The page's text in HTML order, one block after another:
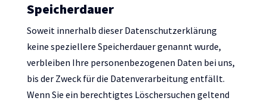
Speicherdauer
Soweit innerhalb dieser Datenschutzerklärung
keine speziellere Speicherdauer genannt wurde,
verbleiben Ihre personenbezogenen Daten bei uns,
bis der Zweck für die Datenverarbeitung entfällt.
Wenn Sie ein berechtigtes Löschersuchen geltend